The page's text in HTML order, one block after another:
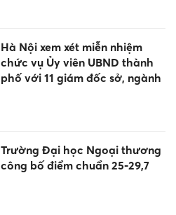
Hà Nội xem xét miễn nhiệm
chức vụ Ủy viên UBND thành
phố với 11 giám đốc sở, ngành
Trường Đại học Ngoại thương
công bố điểm chuẩn 25-29,7